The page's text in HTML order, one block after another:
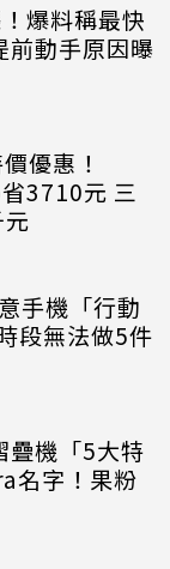
爆料稱最快
前動手原因曝
優惠！
3710元 三
手機「行動
段無法做5件
機「5大特
名字！果粉